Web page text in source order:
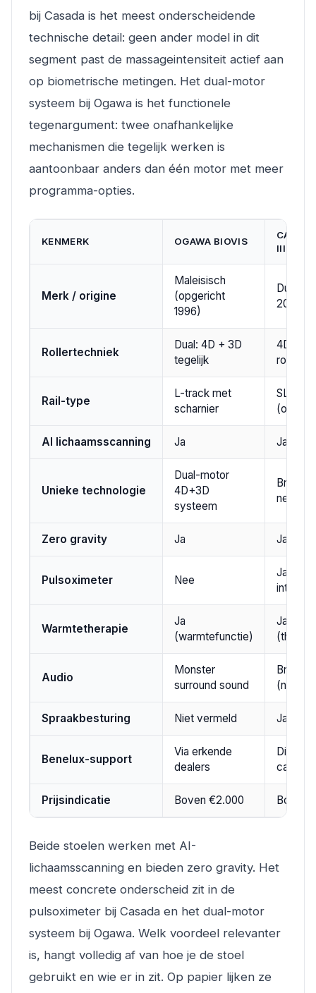
bij Casada is het meest onderscheidende
technische detail: geen ander model in dit
segment past de massageintensiteit actief aan
op biometrische metingen. Het dual-motor
systeem bij Ogawa is het functionele
tegenargument: twee onafhankelijke
mechanismen die tegelijk werken is
aantoonbaar anders dan één motor met meer
programma-opties.
KENMERK OGAWA BIOVIS
III
Merk / origine
Maleisisch
(opgericht
1996)
Duits
2000)
Rollertechniek
Dual: 4D + 3D
tegelijk
4D, 2
rollers
Rail-type
L-track met
scharnier
SL-
(ook
AI lichaamsscanning Ja Ja
Unieke technologie
Dual-motor
4D+3D
systeem
neuro-
Zero gravity Ja Ja
Pulsoximeter Nee
Ja
Warmtetherapie
Ja
(warmtefunctie)
Jade-
Audio
Monster
surround sound
Spraakbesturing Niet vermeld Ja
Benelux-support
Via erkende
dealers
Prijsindicatie Boven €2.000 Boven
Beide stoelen werken met AI-
lichaamsscanning en bieden zero gravity. Het
meest concrete onderscheid zit in de
pulsoximeter bij Casada en het dual-motor
systeem bij Ogawa. Welk voordeel relevanter
is, hangt volledig af van hoe je de stoel
gebruikt en wie er in zit. Op papier lijken ze